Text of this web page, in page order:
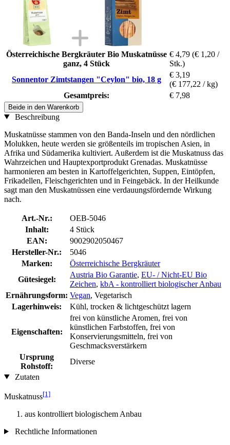
Österreichische Bergkräuter Bio Muskatnüsse
ganz, 4 Stück
€ 4,79 (€ 1,20 /
Stk.)
Sonnentor Zimtstangen "Ceylon" bio, 18 g
€ 3,19
(€ 177,22 / kg)
Gesamtpreis:
€ 7,98
Beide in den Warenkorb
Beschreibung
Muskatnüsse stammen von den Banda-Inseln und den nördlichen
Molukken, heute werden sie größenteils im tropischen Asien, in
Afrika und Südamerika kultiviert. Außerdem ist die Muskatnuss das
Wahrzeichen und Hauptexportprodukt Grenadas. Muskatnüsse
harmonieren am besten in Kartoffelgerichten, Suppen, Eintöpfen,
Frikadellen, Fleischgerichten und in Feingebäck. In der Heilkunde
sagt man den Muskatnüssen eine verdauungsfördernde Wirkung
nach.
Art.-Nr.:
OEB-5046
Inhalt:
4 Stück
EAN:
9002902050467
Hersteller-Nr.:
5046
Marken:
Österreichische Bergkräuter
Gütesiegel:
Austria Bio Garantie, EU- / Nicht-EU Bio
Zeichen, kbA - kontrolliert biologischer Anbau
Ernährungsform: Vegan, Vegetarisch
Lagerhinweis:
Kühl, trocken & lichtgeschützt lagern
Eigenschaften:
frei von künstliche Aromen, frei von
künstlichen Farbstoffen, frei von
Konservierungsmitteln, frei von
Geschmacksverstärkern
Ursprung
Rohstoff:
Diverse
Zutaten
Muskatnuss[1]
aus kontrolliert biologischem Anbau
Rechtliche Informationen